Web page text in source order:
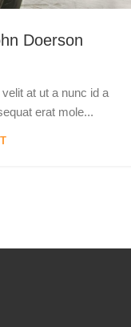
Doerson
at ut a nunc id a
erat mole...